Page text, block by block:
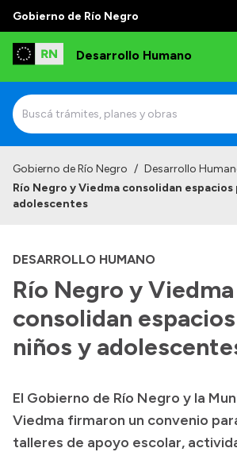
Gobierno de Río Negro
Desarrollo Humano
Institucional
Autoridades
Delegaciones
Normativa
Presupuesto
Boletín Oficial
Gobierno de Río Negro / Desarrollo
Río Negro y Viedma consolidan espacios
adolescentes
DESARROLLO HUMANO
Río Negro y Viedma
consolidan
niños y
El Gobierno de Río Negro y la
Viedma firmaron un convenio
talleres de apoyo escolar,